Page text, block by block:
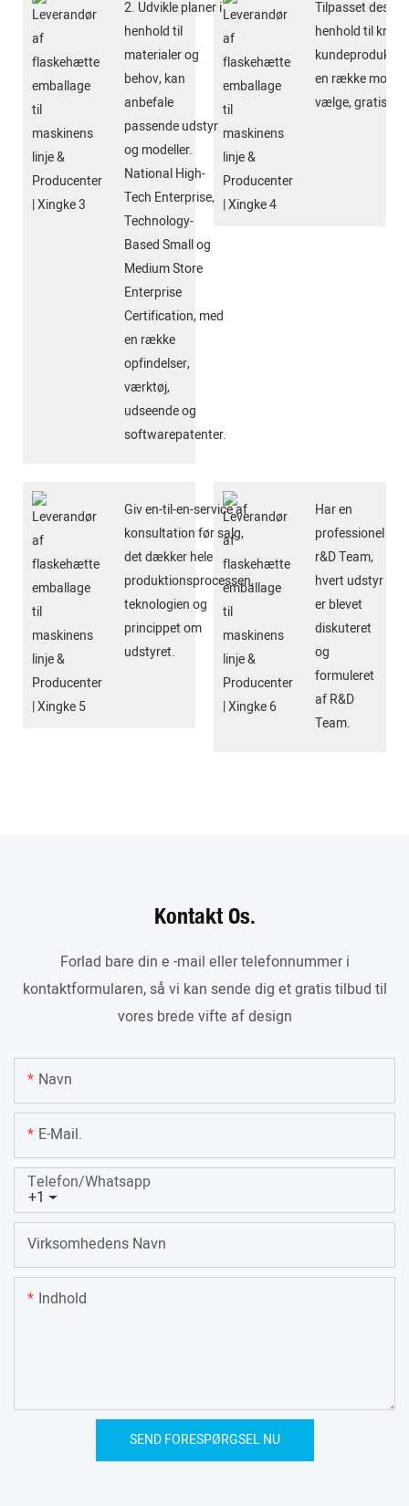
2. Udvikle planer i
henhold til
materialer og
behov, kan
anbefale
passende udstyr
og modeller.
National High-
Tech Enterprise,
Technology-
Based Small og
Medium Store
Enterprise
Certification, med
en række
opfindelser,
værktøj,
udseende og
softwarepatenter.
Tilpasset design
henhold til
en række
vælge, gratis
Giv en-til-en-service af
konsultation før salg,
det dækker hele
produktionsprocessen,
teknologien og
princippet om
udstyret.
Har en
professionel
r&D Team,
hvert udstyr
er blevet
diskuteret
og
formuleret
af R&D
Team.
Kontakt Os.
Forlad bare din e -mail eller telefonnummer i
kontaktformularen, så vi kan sende dig et gratis tilbud til
vores brede vifte af design
Navn
E-Mail.
+1
Telefon/whatsapp
Virksomhedens Navn
Indhold
SEND FORESPØRGSEL NU